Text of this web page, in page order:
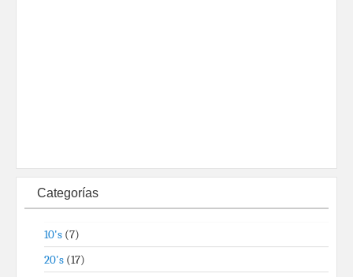
Categorías
10's (7)
20's (17)